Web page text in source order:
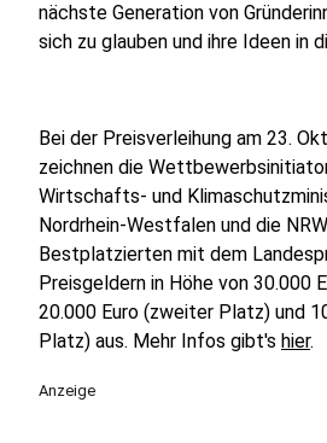
nächste Generation von
sich zu glauben und ihre Ideen in
Bei der Preisverleihung am 23.
zeichnen die
Wirtschafts- und
Nordrhein-Westfalen und die
Bestplatzierten mit dem
Preisgeldern in Höhe von 30.000
20.000 Euro (zweiter Platz) und
Platz) aus. Mehr Infos gibt's hier.
Anzeige